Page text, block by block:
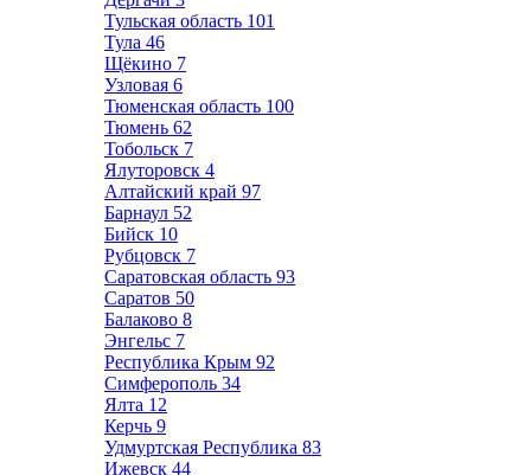
Тульская область 101
Тула 46
Щёкино 7
Узловая 6
Тюменская область 100
Тюмень 62
Тобольск 7
Ялуторовск 4
Алтайский край 97
Барнаул 52
Бийск 10
Рубцовск 7
Саратовская область 93
Саратов 50
Балаково 8
Энгельс 7
Республика Крым 92
Симферополь 34
Ялта 12
Керчь 9
Удмуртская Республика 83
Ижевск 44